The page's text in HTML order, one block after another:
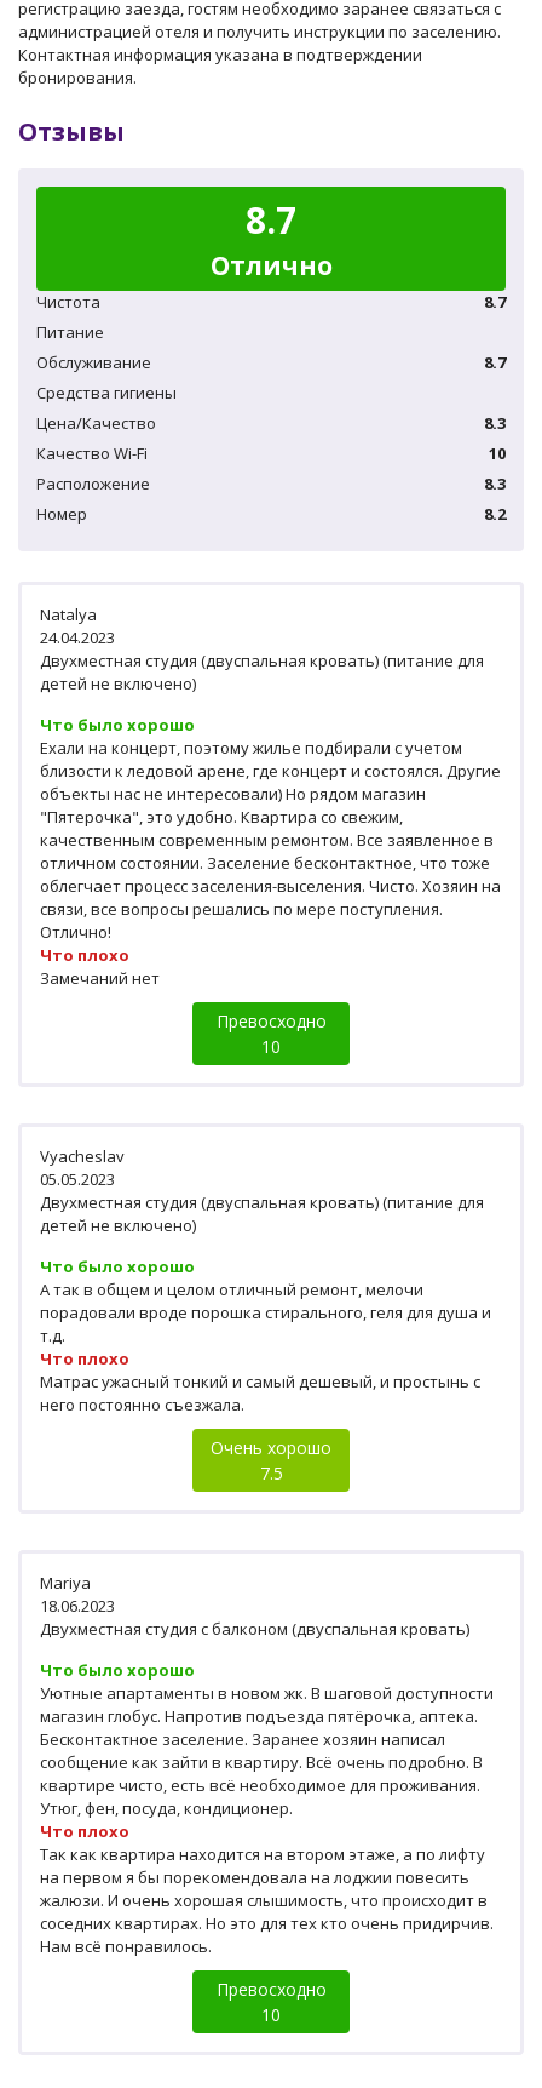
регистрацию заезда, гостям необходимо заранее связаться с
администрацией отеля и получить инструкции по заселению.
Контактная информация указана в подтверждении
бронирования.
Отзывы
8.7
Отлично
Чистота
8.7
Питание
Обслуживание
8.7
Средства гигиены
Цена/Качество
8.3
Качество Wi-Fi
10
Расположение
8.3
Номер
8.2
Natalya
24.04.2023
Двухместная студия (двуспальная кровать) (питание для
детей не включено)
Что было хорошо
Ехали на концерт, поэтому жилье подбирали с учетом
близости к ледовой арене, где концерт и состоялся. Другие
объекты нас не интересовали) Но рядом магазин
"Пятерочка", это удобно. Квартира со свежим,
качественным современным ремонтом. Все заявленное в
отличном состоянии. Заселение бесконтактное, что тоже
облегчает процесс заселения-выселения. Чисто. Хозяин на
связи, все вопросы решались по мере поступления.
Отлично!
Что плохо
Замечаний нет
Превосходно
10
Vyacheslav
05.05.2023
Двухместная студия (двуспальная кровать) (питание для
детей не включено)
Что было хорошо
А так в общем и целом отличный ремонт, мелочи
порадовали вроде порошка стирального, геля для душа и
т.д.
Что плохо
Матрас ужасный тонкий и самый дешевый, и простынь с
него постоянно съезжала.
Очень хорошо
7.5
Mariya
18.06.2023
Двухместная студия с балконом (двуспальная кровать)
Что было хорошо
Уютные апартаменты в новом жк. В шаговой доступности
магазин глобус. Напротив подъезда пятёрочка, аптека.
Бесконтактное заселение. Заранее хозяин написал
сообщение как зайти в квартиру. Всё очень подробно. В
квартире чисто, есть всё необходимое для проживания.
Утюг, фен, посуда, кондиционер.
Что плохо
Так как квартира находится на втором этаже, а по лифту
на первом я бы порекомендовала на лоджии повесить
жалюзи. И очень хорошая слышимость, что происходит в
соседних квартирах. Но это для тех кто очень придирчив.
Нам всё понравилось.
Превосходно
10